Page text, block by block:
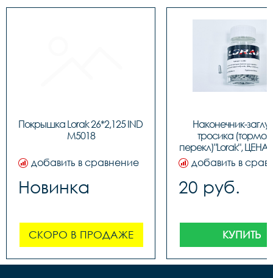
Покрышка Lorak 26*2,125 IND
M5018
добавить в сравнение
Новинка
СКОРО В ПРОДАЖЕ
Наконечник-
тросика
перекл)"Lorak", ЦЕНА
(100шт в
добавить в
20 руб.
КУПИТЬ